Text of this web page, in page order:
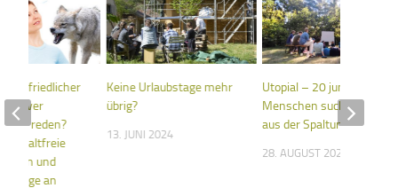
Keine Urlaubstage mehr
übrig?
13. JUNI 2024
Utopial – 20 junge
Menschen suchen Wege
aus der Spaltung
28. AUGUST 2025
wir friedlicher
zu reden?
Gewaltfreie
und
an